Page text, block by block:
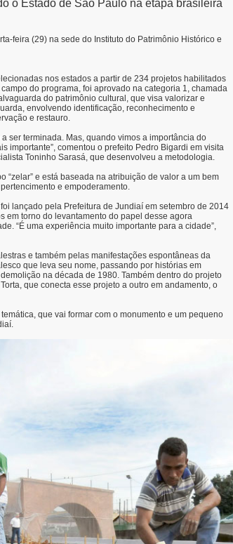
o Estado de São Paulo na etapa brasileira
feira (29) na sede do Instituto do Patrimônio Histórico e
nos estados a partir de 234 projetos habilitados
do programa, foi aprovado na categoria 1, chamada
do patrimônio cultural, que visa valorizar e
envolvendo identificação, reconhecimento e
e restauro.
ser terminada. Mas, quando vimos a importância do
importante”, comentou o prefeito Pedro Bigardi em visita
Toninho Sarasá, que desenvolveu a metodologia.
“zelar” e está baseada na atribuição de valor a um bem
e empoderamento.
lançado pela Prefeitura de Jundiaí em setembro de 2014
em torno do levantamento do papel desse agora
“É uma experiência muito importante para a cidade”,
e também pelas manifestações espontâneas da
que leva seu nome, passando por histórias em
na década de 1980. Também dentro do projeto
que conecta esse projeto a outro em andamento, o
que vai formar com o monumento e um pequeno